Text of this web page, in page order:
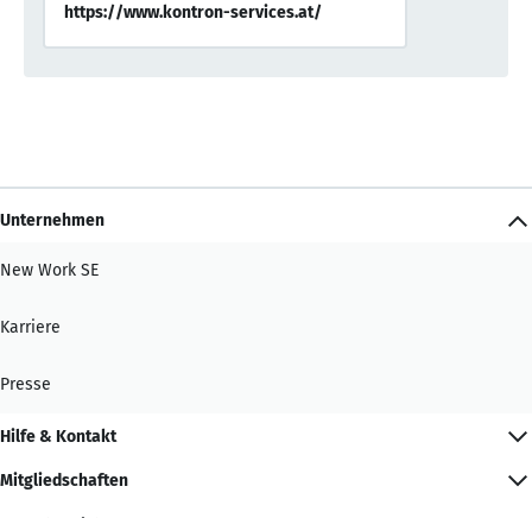
https://www.kontron-services.at/
Unternehmen
New Work SE
Karriere
Presse
Hilfe & Kontakt
Mitgliedschaften